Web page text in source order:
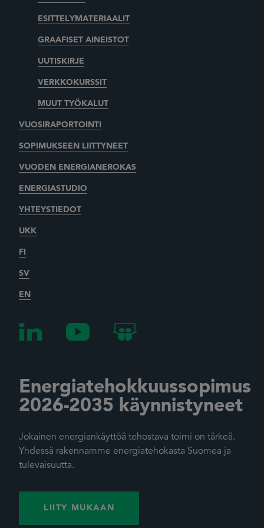
ESITTELYMATERIAALIT
GRAAFISET AINEISTOT
UUTISKIRJE
VERKKOKURSSIT
MUUT TYÖKALUT
VUOSIRAPORTOINTI
SOPIMUKSEEN LIITTYNEET
VUODEN ENERGIANEROKAS
ENERGIASTUDIO
YHTEYSTIEDOT
UKK
FI
SV
EN
Energiatehokkuussopimus
2026-2035 käynnistyneet
Jokainen energiankäyttöä tehostava toimi on tärkeä.
Yhdessä rakennamme energiatehokasta Suomea ja
tulevaisuutta.
LIITY MUKAAN